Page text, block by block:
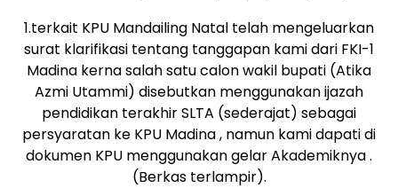
1.terkait KPU Mandailing Natal telah mengeluarkan
surat klarifikasi tentang tanggapan kami dari FKI-1
Madina kerna salah satu calon wakil bupati (Atika
Azmi Utammi) disebutkan menggunakan ijazah
pendidikan terakhir SLTA (sederajat) sebagai
persyaratan ke KPU Madina , namun kami dapati di
dokumen KPU menggunakan gelar Akademiknya .
(Berkas terlampir).